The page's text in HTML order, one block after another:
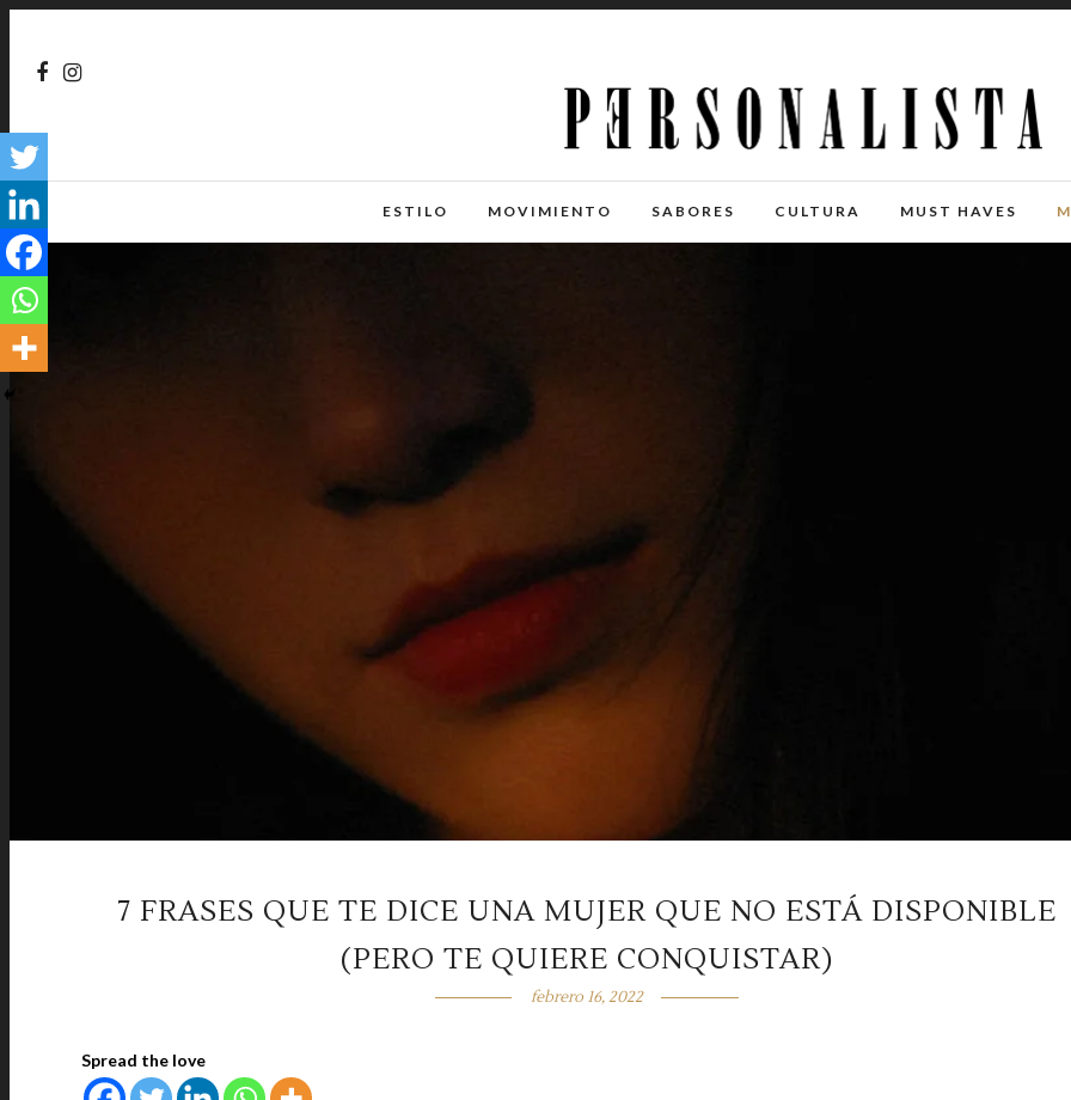
ESTILO MOVIMIENTO SABORES CULTURA MUST HAVES
7 FRASES QUE TE DICE UNA MUJER QUE NO ESTÁ DISPONIBLE
(PERO TE QUIERE CONQUISTAR)
febrero 16, 2022
Spread the love